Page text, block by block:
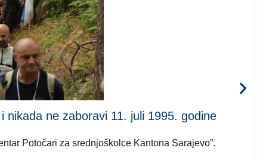
nikada ne zaboravi 11. juli 1995. godine
Potočari za srednjoškolce Kantona Sarajevo”.